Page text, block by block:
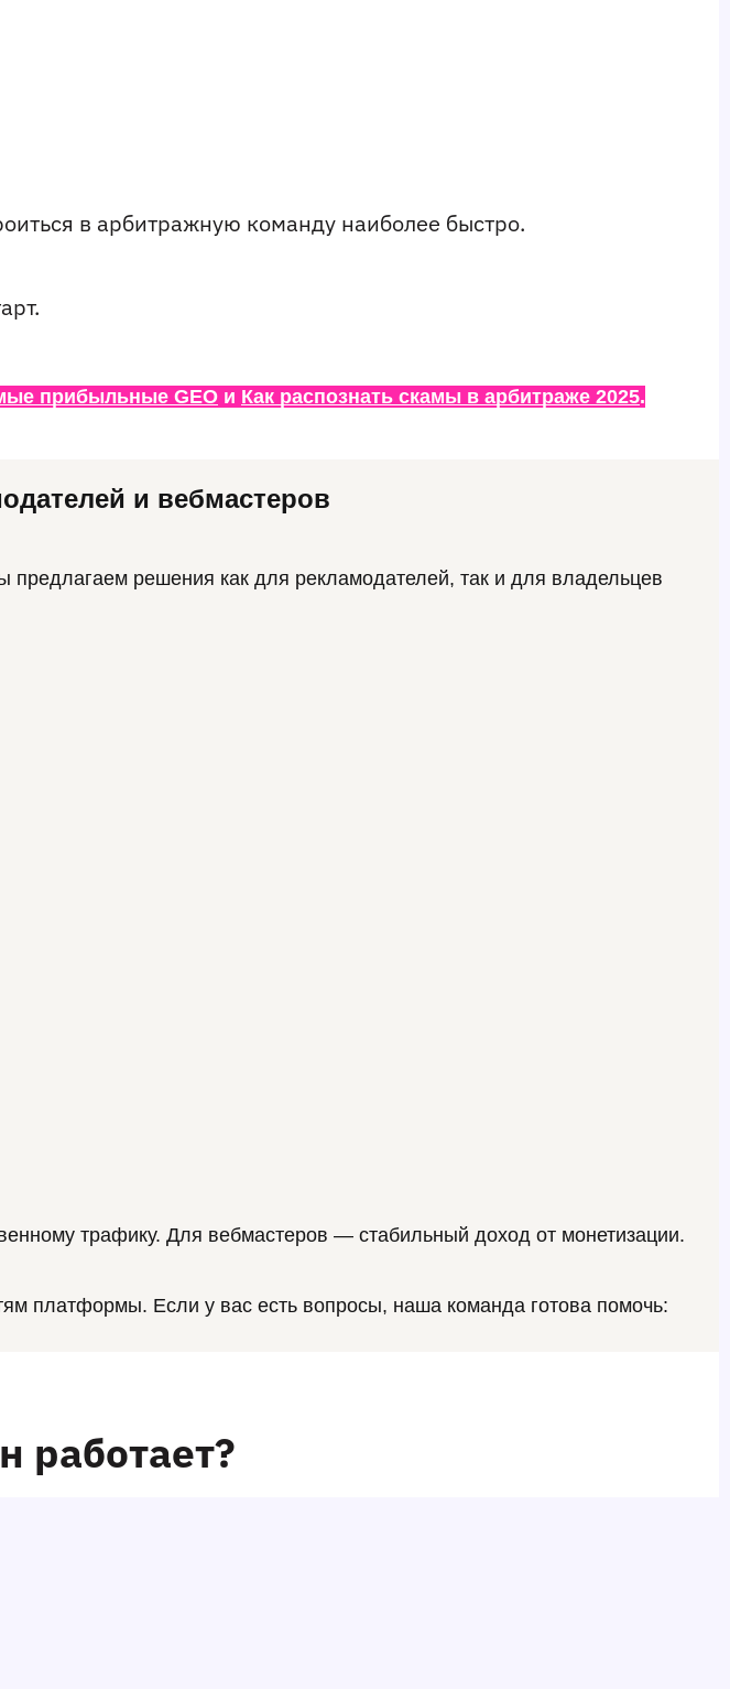
в арбитражную команду наиболее быстро.
прибыльные GEO и Как распознать скамы в арбитраже 2025.
и вебмастеров
решения как для рекламодателей, так и для владельцев
трафику. Для вебмастеров — стабильный доход от монетизации.
платформы. Если у вас есть вопросы, наша команда готова помочь:
работает?